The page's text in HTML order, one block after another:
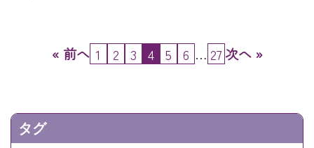
« 前へ 1 2 3 4 5 6 … 27 次へ »
タグ